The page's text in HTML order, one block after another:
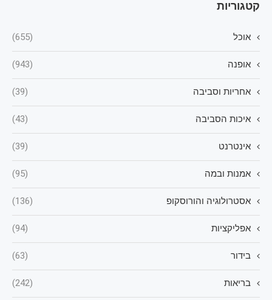
קטגוריות
אוכל (655)
אופנה (943)
אחריות וסביבה (39)
איכות הסביבה (43)
אינטרנט (39)
אמנות ובמה (95)
אסטרולוגיה והורוסקופ (136)
אפליקציות (94)
בידור (63)
בריאות (242)